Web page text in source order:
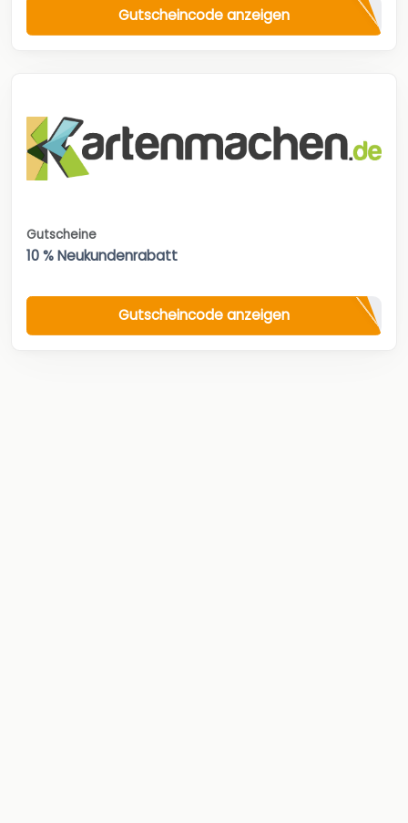
Gutscheincode anzeigen
Gutscheine
10 % Neukundenrabatt
Gutscheincode anzeigen